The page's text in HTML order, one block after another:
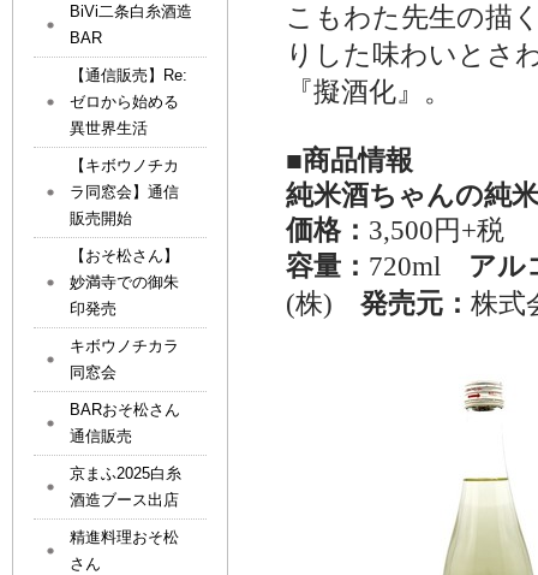
こもわた先生の描
りした味わいとさ
『擬酒化』。
■商品情報
純米酒ちゃんの純
価格： 3,500円+税
容量： 720ml
アル
(株)発売元：株式
BiVi二条白糸酒造
BAR
【通信販売】Re:
ゼロから始める
異世界生活
【キボウノチカ
ラ同窓会】通信
販売開始
【おそ松さん】
妙満寺での御朱
印発売
キボウノチカラ
同窓会
BARおそ松さん
通信販売
京まふ2025白糸
酒造ブース出店
精進料理おそ松
さん